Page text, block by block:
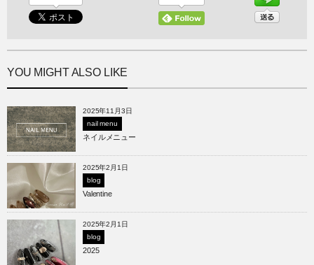
YOU MIGHT ALSO LIKE
2025年11月3日
nail menu
ネイルメニュー
2025年2月1日
blog
Valentine
2025年2月1日
blog
2025